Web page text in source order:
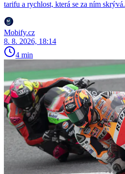
tarifu a rychlost, která se za ním skrývá.
Mobify.cz
8. 8. 2026, 18:14
4 min